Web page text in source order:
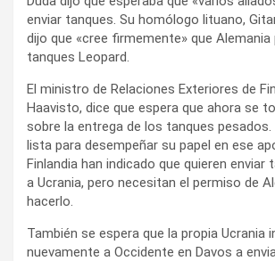
enviar tanques. Su homólogo lituano,
dijo que «cree firmemente» que
tanques Leopard.
El ministro de Relaciones Exteriores de
Haavisto, dice que espera que ahora se
sobre la entrega de los tanques pesados.
lista para desempeñar su papel en ese
Finlandia han indicado que quieren enviar
a Ucrania, pero necesitan el permiso de
hacerlo.
También se espera que la propia Ucrania
nuevamente a Occidente en Davos a